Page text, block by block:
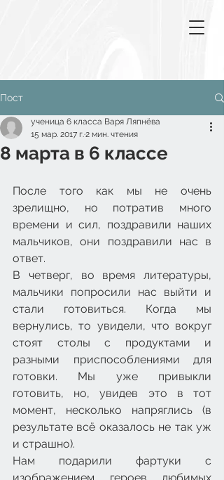
Пост
8 марта в 6 классе
ученица 6 класса Варя Ляпнёва
15 мар. 2017 г.2 мин. чтения
После того как мы не очень
зрелищно, но потратив много
времени и сил, поздравили наших
мальчиков, они поздравили нас в
ответ.
В четверг, во время литературы,
мальчики попросили нас выйти и
стали готовиться. Когда мы
вернулись, то увидели, что вокруг
стоят столы с продуктами и
разными приспособлениями для
готовки. Мы уже привыкли
готовить, но, увидев это в тот
момент, несколько напряглись (в
результате всё оказалось не так уж
и страшно).
Нам подарили фартуки с